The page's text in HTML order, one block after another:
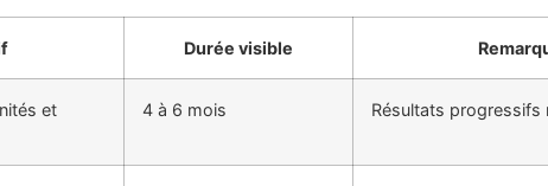
Durée visible
et
4 à 6 mois Résultats progressifs